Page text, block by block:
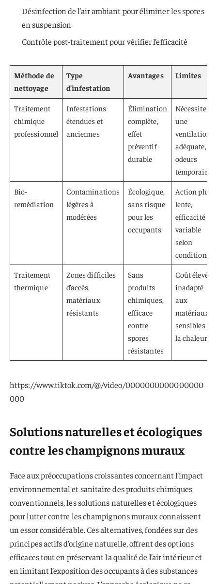
Désinfection de l’air ambiant pour éliminer les spores
en suspension
Contrôle post-traitement pour vérifier l’efficacité
Méthode de
nettoyage
Type
d’infestation
Avantages Limites
Traitement
chimique
professionnel
Infestations
étendues et
anciennes
Élimination
complète,
effet
préventif
durable
Nécessite
une
ventilation
adéquate,
odeurs
temporaires
Bio-
remédiation
Contaminations
légères à
modérées
Écologique,
sans risque
pour les
occupants
Action plus
lente,
efficacité
variable
selon
conditions
Traitement
thermique
Zones difficiles
d’accès,
matériaux
résistants
Sans
produits
chimiques,
efficace
contre
spores
résistantes
Coût élevé,
inadapté
aux
matériaux
sensibles à
la chaleur
https://www.tiktok.com/@/video/0000000000000000
000
Solutions naturelles et écologiques
contre les champignons muraux
Face aux préoccupations croissantes concernant l’impact
environnemental et sanitaire des produits chimiques
conventionnels, les solutions naturelles et écologiques
pour lutter contre les champignons muraux connaissent
un essor considérable. Ces alternatives, fondées sur des
principes actifs d’origine naturelle, offrent des options
efficaces tout en préservant la qualité de l’air intérieur et
en limitant l’exposition des occupants à des substances